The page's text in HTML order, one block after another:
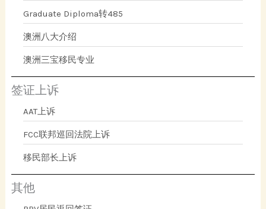
Graduate Diploma转485
澳洲八大介绍
澳洲三宝移民专业
签证上诉
AAT上诉
FCC联邦巡回法院上诉
移民部长上诉
其他